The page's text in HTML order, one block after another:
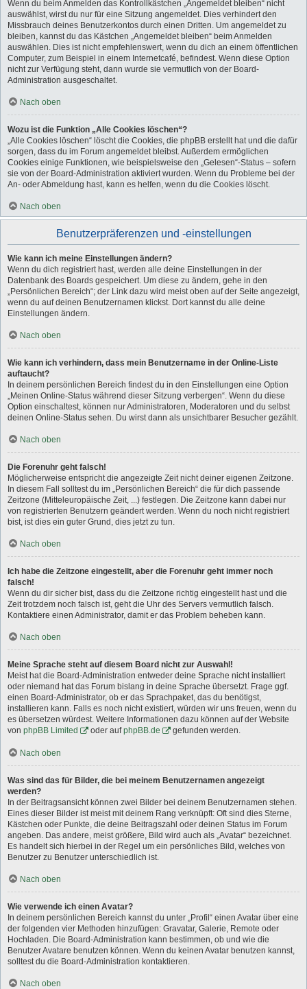
Wenn du beim Anmelden das Kontrollkästchen „Angemeldet bleiben“ nicht
auswählst, wirst du nur für eine Sitzung angemeldet. Dies verhindert den
Missbrauch deines Benutzerkontos durch einen Dritten. Um angemeldet zu
bleiben, kannst du das Kästchen „Angemeldet bleiben“ beim Anmelden
auswählen. Dies ist nicht empfehlenswert, wenn du dich an einem öffentlichen
Computer, zum Beispiel in einem Internetcafé, befindest. Wenn diese Option
nicht zur Verfügung steht, dann wurde sie vermutlich von der Board-
Administration ausgeschaltet.
Nach oben
Wozu ist die Funktion „Alle Cookies löschen“?
„Alle Cookies löschen“ löscht die Cookies, die phpBB erstellt hat und die dafür
sorgen, dass du im Forum angemeldet bleibst. Außerdem ermöglichen
Cookies einige Funktionen, wie beispielsweise den „Gelesen“-Status – sofern
sie von der Board-Administration aktiviert wurden. Wenn du Probleme bei der
An- oder Abmeldung hast, kann es helfen, wenn du die Cookies löscht.
Nach oben
Benutzerpräferenzen und -einstellungen
Wie kann ich meine Einstellungen ändern?
Wenn du dich registriert hast, werden alle deine Einstellungen in der
Datenbank des Boards gespeichert. Um diese zu ändern, gehe in den
„Persönlichen Bereich“; der Link dazu wird meist oben auf der Seite angezeigt,
wenn du auf deinen Benutzernamen klickst. Dort kannst du alle deine
Einstellungen ändern.
Nach oben
Wie kann ich verhindern, dass mein Benutzername in der Online-Liste
auftaucht?
In deinem persönlichen Bereich findest du in den Einstellungen eine Option
„Meinen Online-Status während dieser Sitzung verbergen“. Wenn du diese
Option einschaltest, können nur Administratoren, Moderatoren und du selbst
deinen Online-Status sehen. Du wirst dann als unsichtbarer Besucher gezählt.
Nach oben
Die Forenuhr geht falsch!
Möglicherweise entspricht die angezeigte Zeit nicht deiner eigenen Zeitzone.
In diesem Fall solltest du im „Persönlichen Bereich“ die für dich passende
Zeitzone (Mitteleuropäische Zeit, ...) festlegen. Die Zeitzone kann dabei nur
von registrierten Benutzern geändert werden. Wenn du noch nicht registriert
bist, ist dies ein guter Grund, dies jetzt zu tun.
Nach oben
Ich habe die Zeitzone eingestellt, aber die Forenuhr geht immer noch
falsch!
Wenn du dir sicher bist, dass du die Zeitzone richtig eingestellt hast und die
Zeit trotzdem noch falsch ist, geht die Uhr des Servers vermutlich falsch.
Kontaktiere einen Administrator, damit er das Problem beheben kann.
Nach oben
Meine Sprache steht auf diesem Board nicht zur Auswahl!
Meist hat die Board-Administration entweder deine Sprache nicht installiert
oder niemand hat das Forum bislang in deine Sprache übersetzt. Frage ggf.
einen Board-Administrator, ob er das Sprachpaket, das du benötigst,
installieren kann. Falls es noch nicht existiert, würden wir uns freuen, wenn du
es übersetzen würdest. Weitere Informationen dazu können auf der Website
von phpBB Limited oder aufphpBB.de gefunden werden.
Nach oben
Was sind das für Bilder, die bei meinem Benutzernamen angezeigt
werden?
In der Beitragsansicht können zwei Bilder bei deinem Benutzernamen stehen.
Eines dieser Bilder ist meist mit deinem Rang verknüpft: Oft sind dies Sterne,
Kästchen oder Punkte, die deine Beitragszahl oder deinen Status im Forum
angeben. Das andere, meist größere, Bild wird auch als „Avatar“ bezeichnet.
Es handelt sich hierbei in der Regel um ein persönliches Bild, welches von
Benutzer zu Benutzer unterschiedlich ist.
Nach oben
Wie verwende ich einen Avatar?
In deinem persönlichen Bereich kannst du unter „Profil“ einen Avatar über eine
der folgenden vier Methoden hinzufügen: Gravatar, Galerie, Remote oder
Hochladen. Die Board-Administration kann bestimmen, ob und wie die
Benutzer Avatare benutzen können. Wenn du keinen Avatar benutzen kannst,
solltest du die Board-Administration kontaktieren.
Nach oben